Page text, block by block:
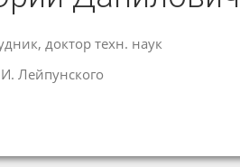
доктор техн. наук
Лейпунского